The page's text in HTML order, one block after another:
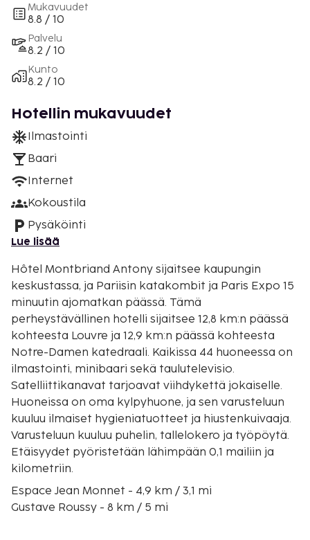
Mukavuudet
8.8 / 10
Palvelu
8.2 / 10
Kunto
8.2 / 10
Hotellin mukavuudet
Ilmastointi
Baari
Internet
Kokoustila
Pysäköinti
Lue lisää
Hôtel Montbriand Antony sijaitsee kaupungin
keskustassa, ja Pariisin katakombit ja Paris Expo 15
minuutin ajomatkan päässä. Tämä
perheystävällinen hotelli sijaitsee 12,8 km:n päässä
kohteesta Louvre ja 12,9 km:n päässä kohteesta
Notre-Damen katedraali. Kaikissa 44 huoneessa on
ilmastointi, minibaari sekä taulutelevisio.
Satelliittikanavat tarjoavat viihdykettä jokaiselle.
Huoneissa on oma kylpyhuone, ja sen varusteluun
kuuluu ilmaiset hygieniatuotteet ja hiustenkuivaaja.
Varusteluun kuuluu puhelin, tallelokero ja työpöytä.
Etäisyydet pyöristetään lähimpään 0,1 mailiin ja
kilometriin.
Espace Jean Monnet - 4,9 km / 3,1 mi
Gustave Roussy - 8 km / 5 mi